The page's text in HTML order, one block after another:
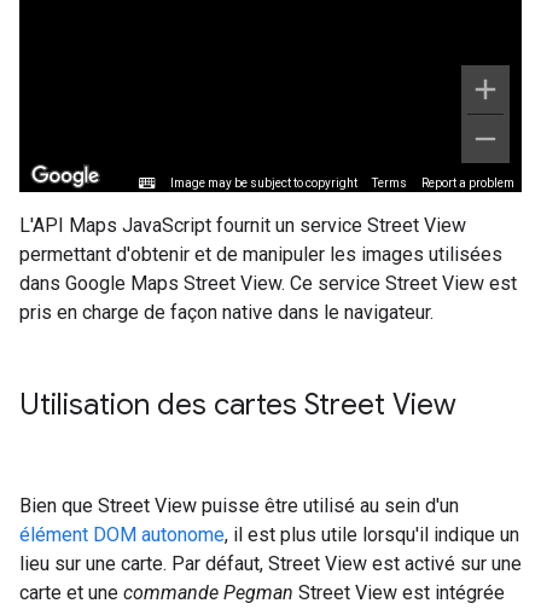
L'API Maps JavaScript fournit un service Street View
permettant d'obtenir et de manipuler les images utilisées
dans Google Maps Street View. Ce service Street View est
pris en charge de façon native dans le navigateur.
Utilisation des cartes Street View
Bien que Street View puisse être utilisé au sein d'un
élément DOM autonome, il est plus utile lorsqu'il indique un
lieu sur une carte. Par défaut, Street View est activé sur une
carte et une commande Pegman Street View est intégrée